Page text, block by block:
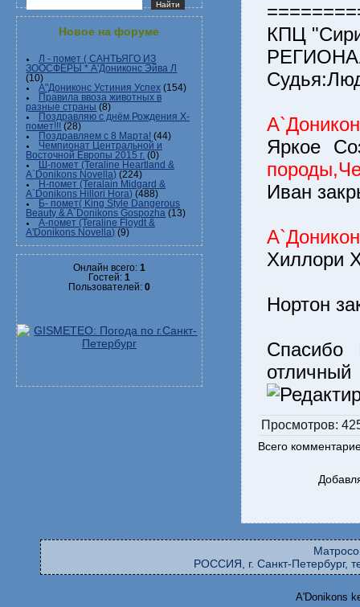
Новое на форуме
Л - помет ( САНТЬЯГО ИЗ
ЗООСФЕРЫ * А'Дониконс Эйва Л
(10)
А"Дониконс Устиния Успех (154)
Правила ввоза животных в
разные страны (8)
Поздравляю с днём Рождения Х-
помет!!! (28)
Поздравляем с 8 Марта! (44)
Чемпионат Центральной и
Восточной Европы 2015 г. (0)
Ш-помет (Teraline Heartland &
A`Donikons Novella) (224)
Н-помет (Teralain Midgard &
A`Donikons Hillori Hora) (488)
Б- помет( King Style Dangerous
Beauty & A`Donikons Gospozha (13)
А-помет (Teraline Floydt &
A'Donikons Novella) (9)
Онлайн всего: 1
Гостей: 1
Пользователей: 0
КПЦ
Яркое
Иван
Хиллори
Нортон
Спасибо
Просмотров:
Всего
РОССИЯ, г. Санкт-Петербург,
A'Donikons